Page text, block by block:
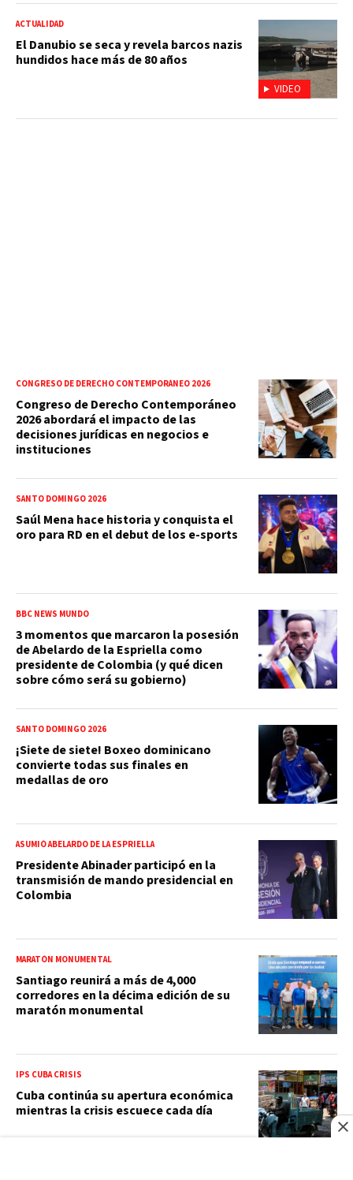
VIDEO
ACTUALIDAD
El Danubio se seca y revela barcos nazis
hundidos hace más de 80 años
CONGRESO DE DERECHO CONTEMPORÁNEO 2026
Congreso de Derecho Contemporáneo
2026 abordará el impacto de las
decisiones jurídicas en negocios e
instituciones
SANTO DOMINGO 2026
Saúl Mena hace historia y conquista el
oro para RD en el debut de los e-sports
BBC NEWS MUNDO
3 momentos que marcaron la posesión
de Abelardo de la Espriella como
presidente de Colombia (y qué dicen
sobre cómo será su gobierno)
SANTO DOMINGO 2026
¡Siete de siete! Boxeo dominicano
convierte todas sus finales en
medallas de oro
ASUMIÓ ABELARDO DE LA ESPRIELLA
Presidente Abinader participó en la
transmisión de mando presidencial en
Colombia
MARATÓN MONUMENTAL
Santiago reunirá a más de 4,000
corredores en la décima edición de su
maratón monumental
IPS CUBA CRISIS
Cuba continúa su apertura económica
mientras la crisis escuece cada día